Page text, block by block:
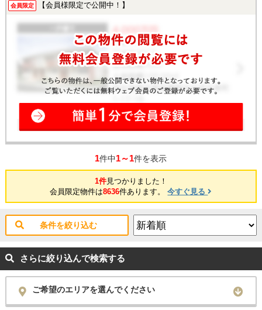
会員限定 【会員様限定で公開中！】
1件中1～1件を表示
1件見つかりました！
会員限定物件は8636件あります。今すぐ見る
条件を絞り込む
さらに絞り込んで検索する
ご希望のエリアを選んでください